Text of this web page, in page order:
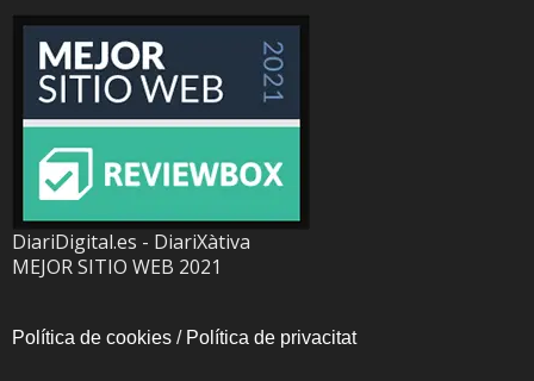
DiariDigital.es - DiariXàtiva
MEJOR SITIO WEB 2021
Política de cookies / Política de privacitat